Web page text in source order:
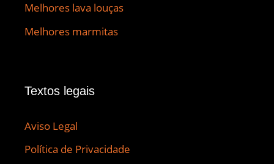
Melhores lava louças
Melhores marmitas
Textos legais
Aviso Legal
Política de Privacidade